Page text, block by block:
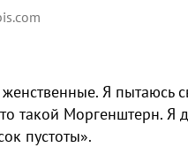
Я пытаюсь
такой Моргенштерн.
пустоты».